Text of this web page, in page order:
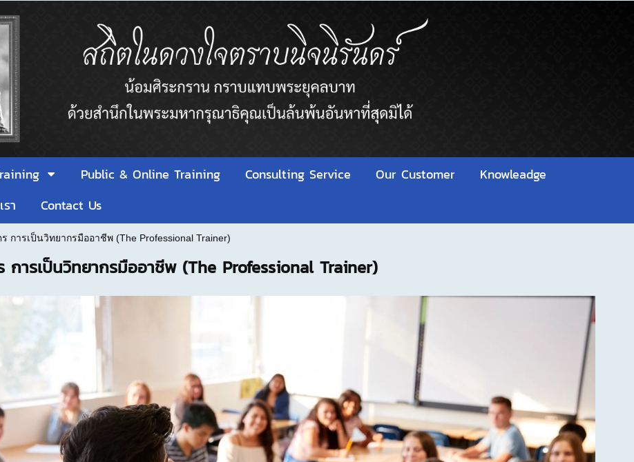
Public & Online Training Consulting Service Our Customer
Knowleadge
า Contact Us
การเป็นวิทยากรมืออาชีพ (The Professional Trainer)
ารเป็นวิทยากรมืออาชีพ (The Professional Trainer)